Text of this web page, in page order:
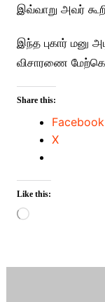
இவ்வாறு அவர்
இந்த புகார் மனு
விசாரணை
Share this:
Facebook
X
Like this:
Loading…